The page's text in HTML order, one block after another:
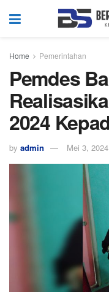
Home Pemerintahan
Pemdes
2024
by admin Mei 3, 2024